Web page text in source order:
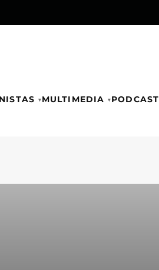
MULTIMEDIA PODCAST